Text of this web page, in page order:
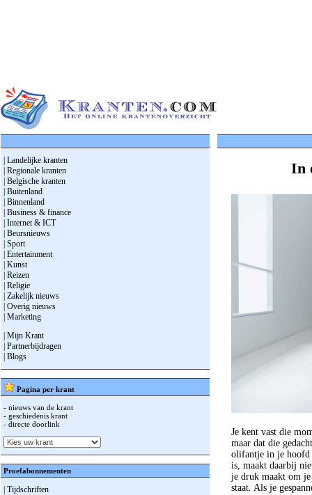
| Landelijke kranten
| Regionale kranten
| Belgische kranten
| Buitenland
| Binnenland
| Business & finance
| Internet & ICT
| Beursnieuws
| Sport
| Entertainment
| Kunst
| Reizen
| Religie
| Zakelijk nieuws
| Overig nieuws
| Marketing
| Mijn Krant
| Partnerbijdragen
| Blogs
Pagina per krant
- nieuws van de krant
- geschiedenis krant
- directe doorlink
Proefabonnementen
| Tijdschriften
In
Je kent vast die
maar dat die
olifantje in je hoofd
is, maakt daarbij
je druk maakt om
staat. Als je